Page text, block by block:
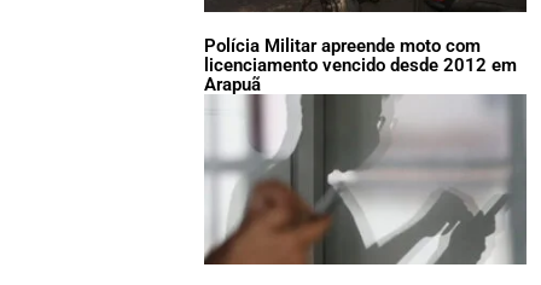
Polícia Militar apreende moto com
licenciamento vencido desde 2012 em
Arapuã